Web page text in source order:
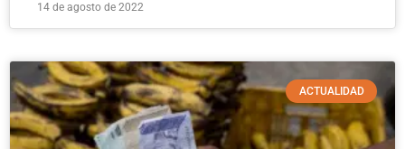
14 de agosto de 2022
ACTUALIDAD